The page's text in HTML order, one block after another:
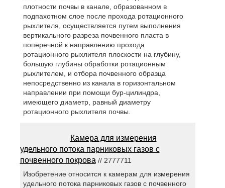
плотности почвы в канале, образованном в
подпахотном слое после прохода ротационного
рыхлителя, осуществляется путем выполнения
вертикального разреза почвенного пласта в
поперечной к направлению прохода
ротационного рыхлителя плоскости на глубину,
большую глубины обработки ротационным
рыхлителем, и отбора почвенного образца
непосредственно из канала в горизонтальном
направлении при помощи бур-цилиндра,
имеющего диаметр, равный диаметру
ротационного рыхлителя почвы.
Камера для измерения
удельного потока парниковых газов с
почвенного покрова // 2777711
Изобретение относится к камерам для измерения
удельного потока парниковых газов с почвенного